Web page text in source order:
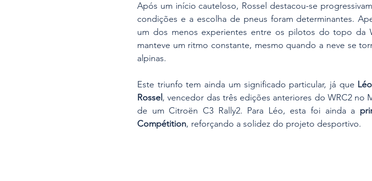
Após um início cauteloso, Rossel destacou-se
condições e a escolha de pneus foram determinantes.
um dos menos experientes entre os pilotos do topo da
manteve um ritmo constante, mesmo quando a neve se
alpinas.
Este triunfo tem ainda um significado particular, já que
Rossel , vencedor das três edições anteriores do WRC2 no
de um Citroën C3 Rally2. Para Léo, esta foi ainda a
Compétition, reforçando a solidez do projeto desportivo.